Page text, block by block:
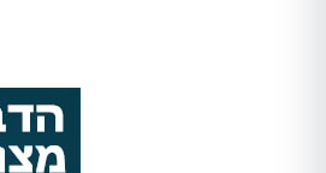
אריאל היה מקצועי מאוד מהשיחה
להיכנס לחדר שהיה סגור בגלל שאי